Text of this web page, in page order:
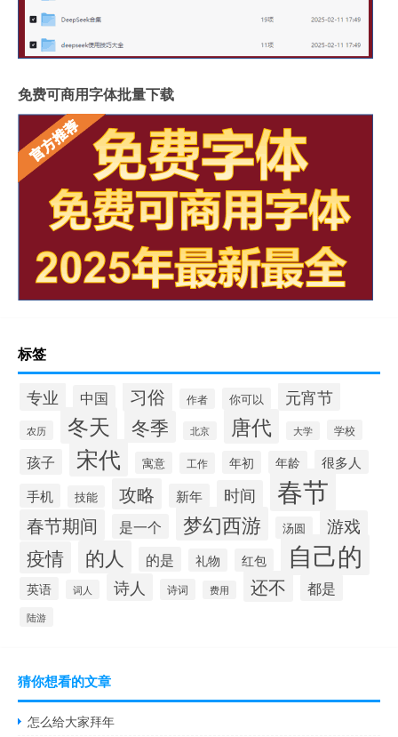
免费可商用字体批量下载
标签
专业 中国 习俗 作者 你可以 元宵节
农历 冬天 冬季 北京 唐代 大学 学校
孩子 宋代 寓意 工作 年初 年龄
很多人
手机
技能 攻略 新年 时间 春节
春节期间 是一个 梦幻西游 汤圆 游戏
疫情 的人 的是 礼物 红包 自己的
英语 词人 诗人 诗词 费用 还不 都是
陆游
猜你想看的文章
怎么给大家拜年